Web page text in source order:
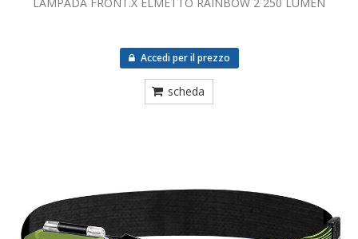
Accedi per il prezzo
scheda